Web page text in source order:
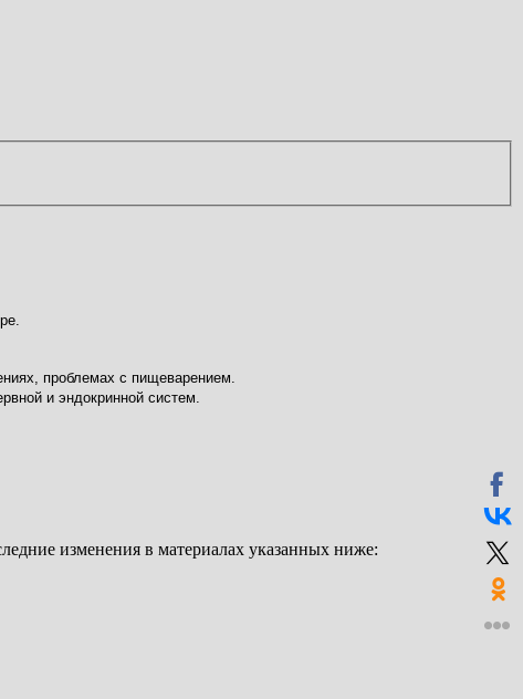
проблемах с пищеварением.
и эндокринной систем.
изменения в материалах указанных ниже: